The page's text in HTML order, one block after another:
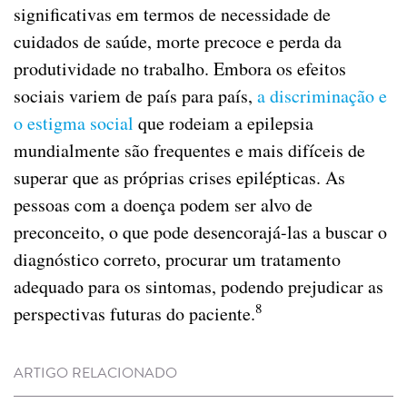
significativas em termos de necessidade de
cuidados de saúde, morte precoce e perda da
produtividade no trabalho. Embora os efeitos
sociais variem de país para país, a discriminação e
o estigma social que rodeiam a epilepsia
mundialmente são frequentes e mais difíceis de
superar que as próprias crises epilépticas. As
pessoas com a doença podem ser alvo de
preconceito, o que pode desencorajá-las a buscar o
diagnóstico correto, procurar um tratamento
adequado para os sintomas, podendo prejudicar as
perspectivas futuras do paciente.8
ARTIGO RELACIONADO